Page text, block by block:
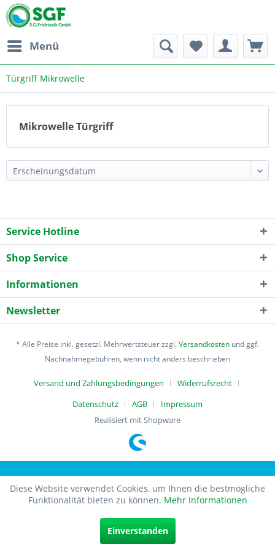
Menü
Türgriff Mikrowelle
Mikrowelle Türgriff
Service Hotline
Shop Service
Informationen
Newsletter
* Alle Preise inkl. gesetzl. Mehrwertsteuer zzgl.Versandkosten und ggf.
Nachnahmegebühren, wenn nicht anders beschrieben
Versand und Zahlungsbedingungen
Widerrufsrecht
Datenschutz
AGB
Impressum
Realisiert mit Shopware
Diese Website verwendet Cookies, um Ihnen die bestmögliche
Funktionalität bieten zu können. Mehr Informationen
Einverstanden